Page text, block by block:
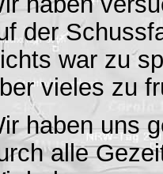
der
war zu
vieles zu
haben uns
alle